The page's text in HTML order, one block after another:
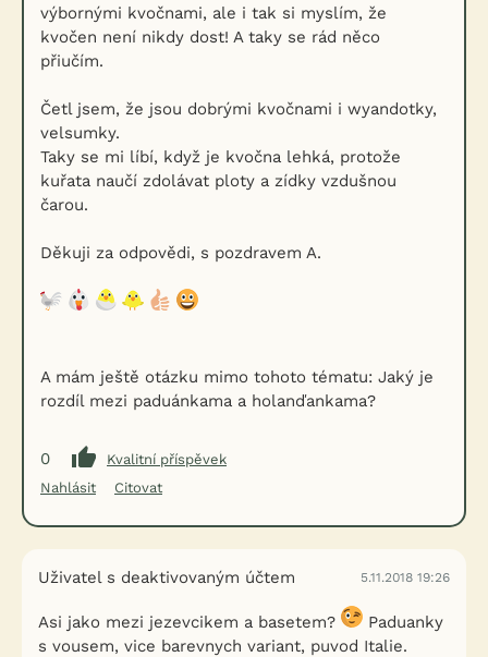
výbornými kvočnami, ale i tak si myslím, že
kvočen není nikdy dost! A taky se rád něco
přiučím.
Četl jsem, že jsou dobrými kvočnami i wyandotky,
velsumky.
Taky se mi líbí, když je kvočna lehká, protože
kuřata naučí zdolávat ploty a zídky vzdušnou
čarou.
Děkuji za odpovědi, s pozdravem A.
A mám ještě otázku mimo tohoto tématu: Jaký je
rozdíl mezi paduánkama a holanďankama?
0
Kvalitní příspěvek
Nahlásit
Citovat
Uživatel s deaktivovaným účtem 5.11.2018 19:26
Asi jako mezi jezevcikem a basetem?
Paduanky
s vousem, vice barevnych variant, puvod Italie.